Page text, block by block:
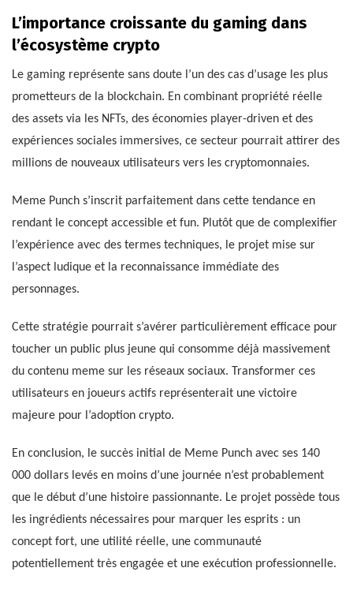
L’importance croissante du gaming dans
l’écosystème crypto
Le gaming représente sans doute l’un des cas d’usage les plus
prometteurs de la blockchain. En combinant propriété réelle
des assets via les NFTs, des économies player-driven et des
expériences sociales immersives, ce secteur pourrait attirer des
millions de nouveaux utilisateurs vers les cryptomonnaies.
Meme Punch s’inscrit parfaitement dans cette tendance en
rendant le concept accessible et fun. Plutôt que de complexifier
l’expérience avec des termes techniques, le projet mise sur
l’aspect ludique et la reconnaissance immédiate des
personnages.
Cette stratégie pourrait s’avérer particulièrement efficace pour
toucher un public plus jeune qui consomme déjà massivement
du contenu meme sur les réseaux sociaux. Transformer ces
utilisateurs en joueurs actifs représenterait une victoire
majeure pour l’adoption crypto.
En conclusion, le succès initial de Meme Punch avec ses 140
000 dollars levés en moins d’une journée n’est probablement
que le début d’une histoire passionnante. Le projet possède tous
les ingrédients nécessaires pour marquer les esprits : un
concept fort, une utilité réelle, une communauté
potentiellement très engagée et une exécution professionnelle.